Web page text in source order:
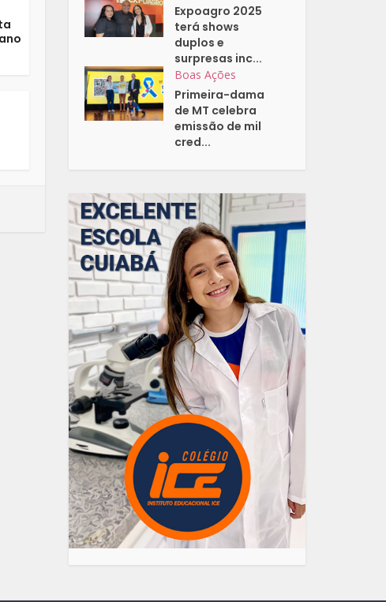
Expoagro 2025
terá shows
duplos e
surpresas inc...
Boas Ações
Primeira-dama
de MT celebra
emissão de mil
cred...